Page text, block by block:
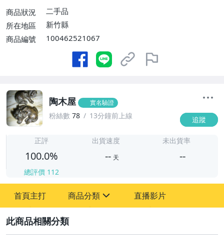
商品狀況
二手品
所在地區
新竹縣
商品編號
100462521067
陶木屋 實名驗證
粉絲數 78 13分鐘前上線 追蹤
正評
100.0%
總評價 112
出貨速度
-- 天
未出貨率
--
首頁主打 商品分類
古董、藝術與礦石
直播影片